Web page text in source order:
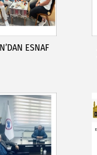
ESNAF